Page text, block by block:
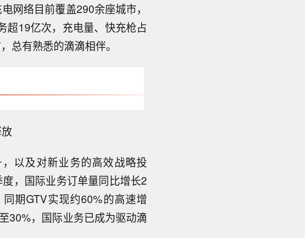
网络目前覆盖290余座城市，
超19亿次，充电量、快充枪占
总有熟悉的滴滴相伴。
以及对新业务的高效战略投
，国际业务订单量同比增长2
期GTV实现约60%的高速增
30%，国际业务已成为驱动滴